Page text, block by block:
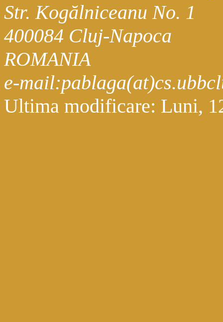
Str. Kogălniceanu No. 1
400084 Cluj-Napoca
ROMANIA
e-
Ultima modificare: Luni,